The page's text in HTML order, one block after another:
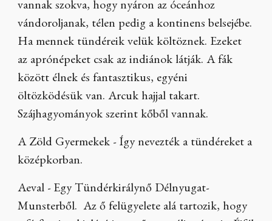
vannak szokva, hogy nyáron az óceánhoz
vándoroljanak, télen pedig a kontinens belsejébe.
Ha mennek tündéreik velük költöznek. Ezeket
az aprónépeket csak az indiánok látják. A fák
között élnek és fantasztikus, egyéni
öltözködésük van. Arcuk hajjal takart.
Szájhagyományok szerint kőből vannak.
A Zöld Gyermekek - Így nevezték a tündéreket a
középkorban.
Aeval - Egy Tündérkirálynő Délnyugat-
Munsterből. Az ő felügyelete alá tartozik, hogy